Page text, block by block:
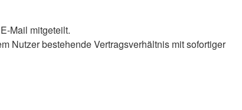
Mail mitgeteilt.
Nutzer bestehende Vertragsverhältnis mit sofortiger